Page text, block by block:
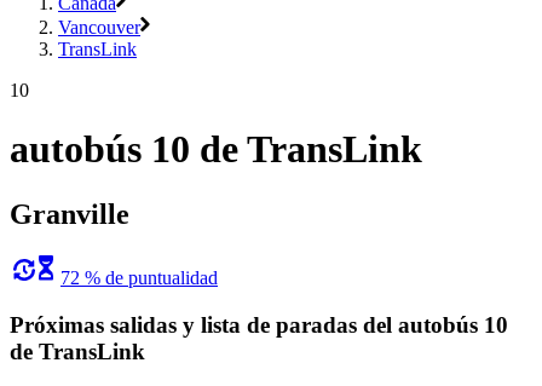
Vancouver
TransLink
10
autobús 10 de TransLink
Granville
72 % de puntualidad
Próximas salidas y lista de paradas del autobús 10
de TransLink